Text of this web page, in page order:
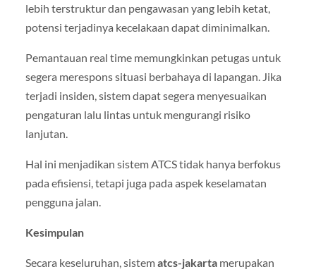
lebih terstruktur dan pengawasan yang lebih ketat,
potensi terjadinya kecelakaan dapat diminimalkan.
Pemantauan real time memungkinkan petugas untuk
segera merespons situasi berbahaya di lapangan. Jika
terjadi insiden, sistem dapat segera menyesuaikan
pengaturan lalu lintas untuk mengurangi risiko
lanjutan.
Hal ini menjadikan sistem ATCS tidak hanya berfokus
pada efisiensi, tetapi juga pada aspek keselamatan
pengguna jalan.
Kesimpulan
Secara keseluruhan, sistematcs-jakartamerupakan